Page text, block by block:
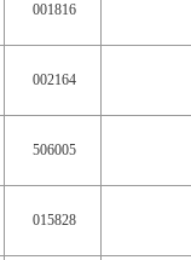
001816
002164
506005
015828